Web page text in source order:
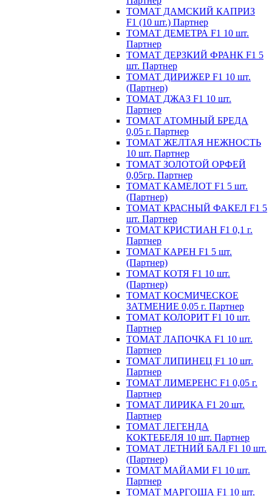
ТОМАТ ДАМСКИЙ КАПРИЗ
F1 (10 шт.) Партнер
ТОМАТ ДЕМЕТРА F1 10 шт.
Партнер
ТОМАТ ДЕРЗКИЙ ФРАНК F1 5
шт. Партнер
ТОМАТ ДИРИЖЕР F1 10 шт.
(Партнер)
ТОМАТ ДЖАЗ F1 10 шт.
Партнер
ТОМАТ АТОМНЫЙ БРЕДА
0,05 г. Партнер
ТОМАТ ЖЕЛТАЯ НЕЖНОСТЬ
10 шт. Партнер
ТОМАТ ЗОЛОТОЙ ОРФЕЙ
0,05гр. Партнер
ТОМАТ КАМЕЛОТ F1 5 шт.
(Партнер)
ТОМАТ КРАСНЫЙ ФАКЕЛ F1 5
шт. Партнер
ТОМАТ КРИСТИАН F1 0,1 г.
Партнер
ТОМАТ КАРЕН F1 5 шт.
(Партнер)
ТОМАТ КОТЯ F1 10 шт.
(Партнер)
ТОМАТ КОСМИЧЕСКОЕ
ЗАТМЕНИЕ 0,05 г. Партнер
ТОМАТ КОЛОРИТ F1 10 шт.
Партнер
ТОМАТ ЛАПОЧКА F1 10 шт.
Партнер
ТОМАТ ЛИПИНЕЦ F1 10 шт.
Партнер
ТОМАТ ЛИМЕРЕНС F1 0,05 г.
Партнер
ТОМАТ ЛИРИКА F1 20 шт.
Партнер
ТОМАТ ЛЕГЕНДА
КОКТЕБЕЛЯ 10 шт. Партнер
ТОМАТ ЛЕТНИЙ БАЛ F1 10 шт.
(Партнер)
ТОМАТ МАЙАМИ F1 10 шт.
Партнер
ТОМАТ МАРГОША F1 10 шт.